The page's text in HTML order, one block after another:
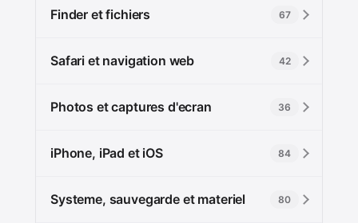
Finder et fichiers 67
Safari et navigation web 42
Photos et captures d'ecran 36
iPhone, iPad et iOS 84
Systeme, sauvegarde et materiel 80